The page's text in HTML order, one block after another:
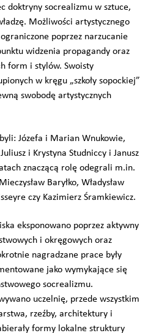
doktryny socrealizmu w sztuce,
Możliwości artystycznego
poprzez narzucanie
widzenia propagandy oraz
form i stylów. Swoisty
w kręgu „szkoły sopockiej”
swobodę artystycznych
Józefa i Marian Wnukowie,
i Krystyna Studniccy i Janusz
znaczącą rolę odegrali m.in.
Baryłko, Władysław
czy Kazimierz Śramkiewicz.
eksponowano poprzez aktywny
i okręgowych oraz
nagradzane prace były
jako wymykające się
socrealizmu.
uczelnię, przede wszystkim
rzeźby, architektury i
formy lokalne struktury